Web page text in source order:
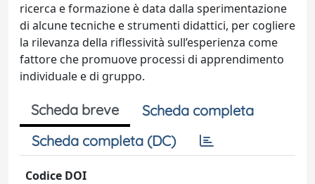
ricerca e formazione è data dalla sperimentazione
di alcune tecniche e strumenti didattici, per cogliere
la rilevanza della riflessività sull’esperienza come
fattore che promuove processi di apprendimento
individuale e di gruppo.
Scheda breve
Scheda completa
Scheda completa (DC)
Codice DOI